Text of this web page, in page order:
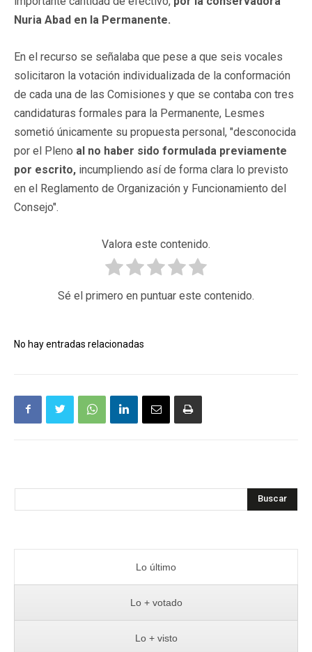
Nuria Abad en la Permanente.
En el recurso se señalaba que pese a que seis vocales
solicitaron la votación individualizada de la conformación
de cada una de las Comisiones y que se contaba con tres
candidaturas formales para la Permanente, Lesmes
sometió únicamente su propuesta personal, "desconocida
por el Pleno al no haber sido formulada previamente
por escrito, incumpliendo así de forma clara lo previsto
en el Reglamento de Organización y Funcionamiento del
Consejo".
Valora este contenido.
Sé el primero en puntuar este contenido.
No hay entradas relacionadas
Buscar
Lo último
Lo + votado
Lo + visto